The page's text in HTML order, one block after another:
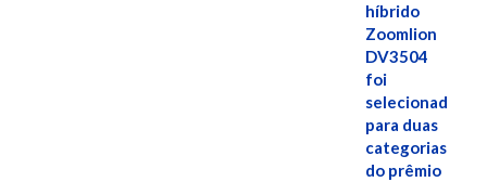
híbrido
Zoomlion
DV3504
foi
selecionado
para duas
categorias
do prêmio